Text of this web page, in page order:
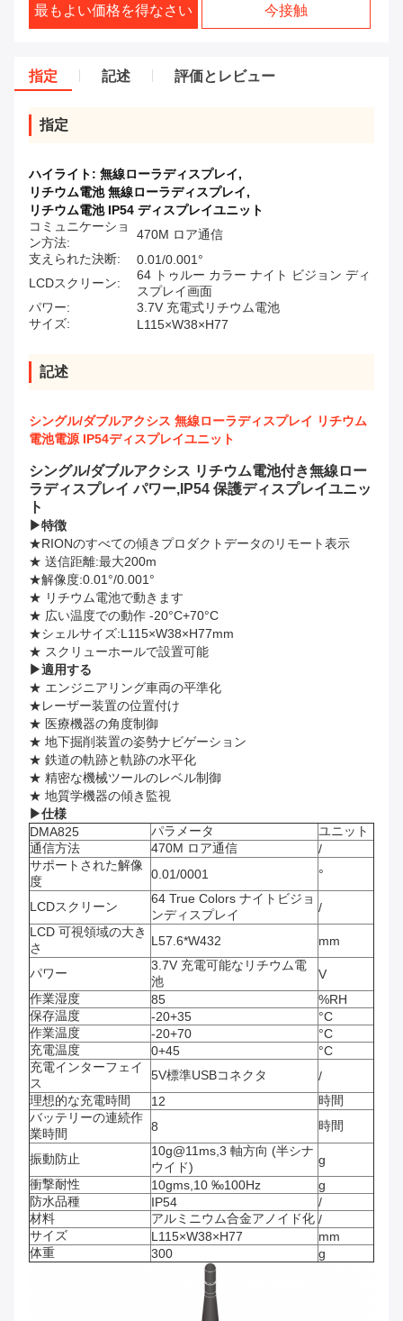
最もよい価格を得なさい 今接触
指定 記述 評価とレビュー
指定
ハイライト: 無線ローラディスプレイ,
リチウム電池 無線ローラディスプレイ,
リチウム電池 IP54 ディスプレイユニット
コミュニケーショ
ン方法:
470M ロア通信
支えられた決断:
0.01/0.001°
LCDスクリーン:
64 トゥルー カラー ナイト ビジョン ディ
スプレイ画面
パワー:
3.7V 充電式リチウム電池
サイズ:
L115×W38×H77
記述
シングル/ダブルアクシス 無線ローラディスプレイ リチウム
電池電源 IP54ディスプレイユニット
シングル/ダブルアクシス リチウム電池付き無線ロー
ラディスプレイ パワー,IP54 保護ディスプレイユニッ
ト
▶特徴
★RIONのすべての傾きプロダクトデータのリモート表示
★ 送信距離:最大200m
★解像度:0.01°/0.001°
★ リチウム電池で動きます
★ 広い温度での動作 -20°C+70°C
★シェルサイズ:L115×W38×H77mm
★ スクリューホールで設置可能
▶適用する
★ エンジニアリング車両の平準化
★レーザー装置の位置付け
★ 医療機器の角度制御
★ 地下掘削装置の姿勢ナビゲーション
★ 鉄道の軌跡と軌跡の水平化
★ 精密な機械ツールのレベル制御
★ 地質学機器の傾き監視
▶仕様
DMA825
パラメータ
ユニット
通信方法
470M ロア通信
/
サポートされた解像
度
0.01/0001 °
LCDスクリーン
64 True Colors ナイトビジョ
ンディスプレイ
/
LCD 可視領域の大き
さ
L57.6*W432 mm
パワー
3.7V 充電可能なリチウム電
池
V
作業湿度
85
%RH
保存温度
-20+35
°C
作業温度
-20+70
°C
充電温度
0+45
°C
充電インターフェイ
ス
5V標準USBコネクタ
/
理想的な充電時間
12
時間
バッテリーの連続作
業時間
8 時間
振動防止
10g@11ms,3 軸方向 (半シナ
ウイド)
g
衝撃耐性
10gms,10 ‰100Hz
g
防水品種
IP54
/
材料
アルミニウム合金アノイド化 /
サイズ
L115×W38×H77
mm
体重
300 g